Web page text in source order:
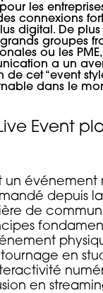
les
connexions
digital. De
groupes
ou les
a un
de cet “event
dans le
Event
un événement
depuis
de
en
en